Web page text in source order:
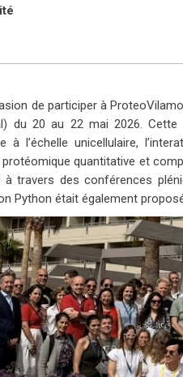
de participer à
du 20 au 22 mai 2026.
à l’échelle unicellulaire,
quantitative et
à travers des conférences
Python était également